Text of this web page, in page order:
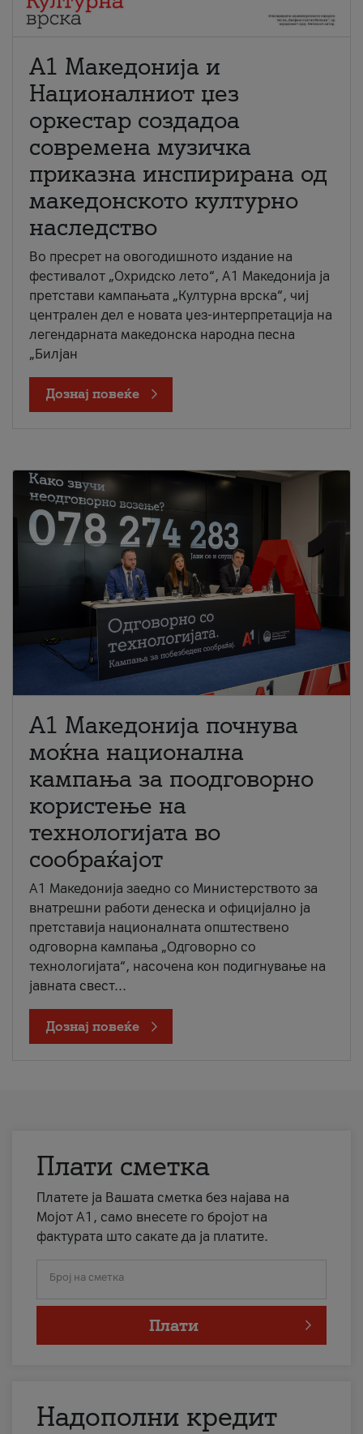
А1 Македонија и
Националниот џез
оркестар создадоа
современа музичка
приказна инспирирана од
македонското културно
наследство
Во пресрет на овогодишното издание на
фестивалот „Охридско лето“, А1 Македонија ја
претстави кампањата „Културна врска“, чиј
централен дел е новата џез-интерпретација на
легендарната македонска народна песна
„Билјан
Дознај повеќе
A1 Македонија почнува
моќна национална
кампања за поодговорно
користење на
технологијата во
сообраќајот
A1 Македонија заедно со Министерството за
внатрешни работи денеска и официјално ја
претставија националната општествено
одговорна кампања „Одговорно со
технологијата“, насочена кон подигнување на
јавната свест...
Дознај повеќе
Плати сметка
Платете ја Вашата сметка без најава на
Мојот А1, само внесете го бројот на
фактурата што сакате да ја платите.
Број на сметка
Плати
Надополни кредит